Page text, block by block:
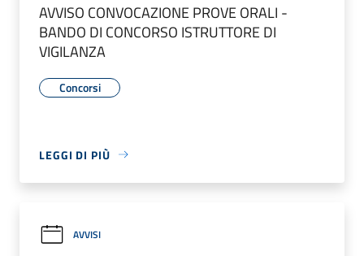
AVVISO CONVOCAZIONE PROVE ORALI -
BANDO DI CONCORSO ISTRUTTORE DI
VIGILANZA
Concorsi
LEGGI DI PIÙ
AVVISI